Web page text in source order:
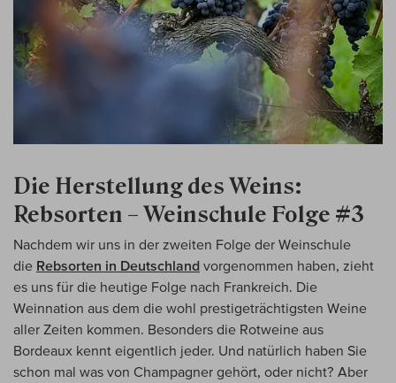
Die Herstellung des Weins:
Rebsorten – Weinschule Folge #3
Nachdem wir uns in der zweiten Folge der Weinschule
die Rebsorten in Deutschland vorgenommen haben, zieht
es uns für die heutige Folge nach Frankreich. Die
Weinnation aus dem die wohl prestigeträchtigsten Weine
aller Zeiten kommen. Besonders die Rotweine aus
Bordeaux kennt eigentlich jeder. Und natürlich haben Sie
schon mal was von Champagner gehört, oder nicht? Aber